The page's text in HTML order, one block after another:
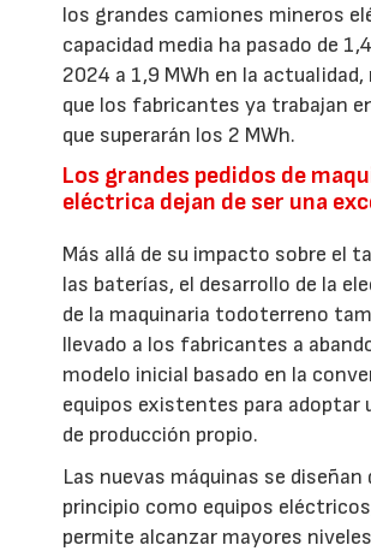
los grandes camiones mineros
capacidad media ha pasado de
2024 a 1,9 MWh en la
que los fabricantes ya trabajan
que superarán los 2 MWh.
Los grandes pedidos de
eléctrica dejan de ser una
Más allá de su impacto sobre el
las baterías, el desarrollo de la
de la maquinaria todoterreno
llevado a los fabricantes a
modelo inicial basado en la
equipos existentes para adoptar
de producción propio.
Las nuevas máquinas se diseñan
principio como equipos
permite alcanzar mayores